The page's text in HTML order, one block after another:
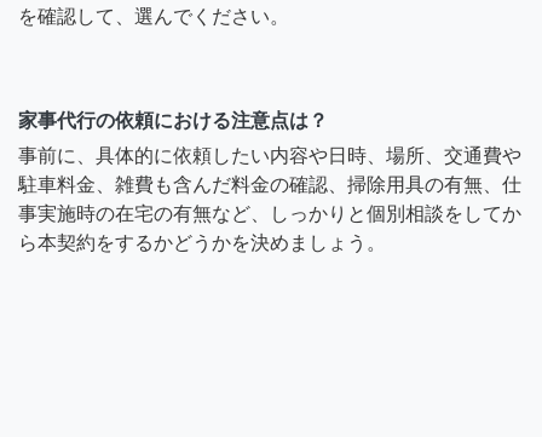
を確認して、選んでください。
家事代行の依頼における注意点は？
事前に、具体的に依頼したい内容や日時、場所、交通費や
駐車料金、雑費も含んだ料金の確認、掃除用具の有無、仕
事実施時の在宅の有無など、しっかりと個別相談をしてか
ら本契約をするかどうかを決めましょう。